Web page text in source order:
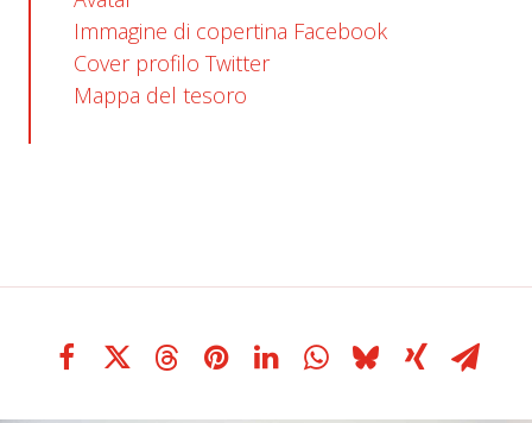
Immagine di copertina Facebook
Cover profilo Twitter
Mappa del tesoro